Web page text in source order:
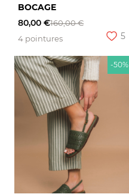
BOCAGE
80,00 €160,00 €
4 pointures
5
-50%